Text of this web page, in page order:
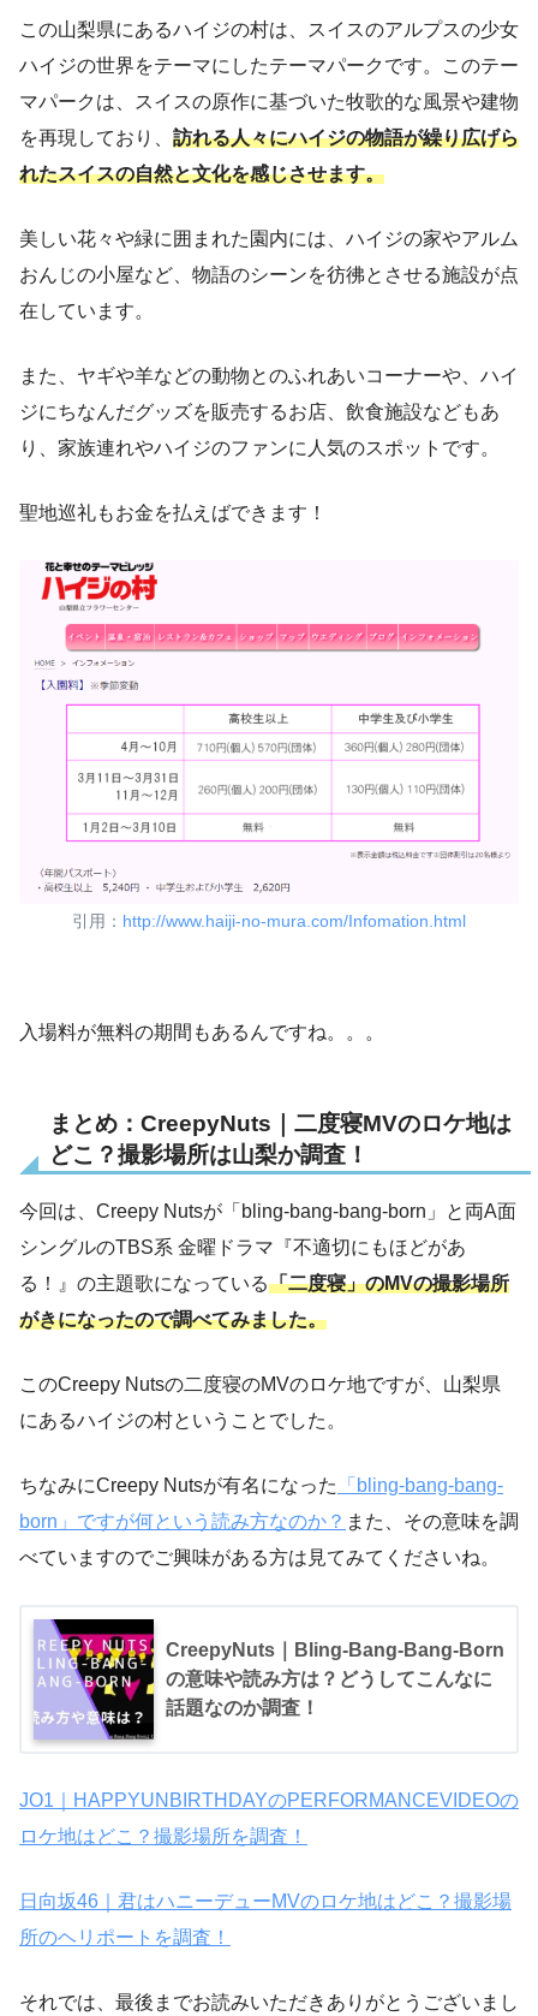
この山梨県にあるハイジの村は、スイスのアルプスの少女
ハイジの世界をテーマにしたテーマパークです。このテー
マパークは、スイスの原作に基づいた牧歌的な風景や建物
を再現しており、 訪れる人々にハイジの物語が繰り広げら
れたスイスの自然と文化を感じさせます。
美しい花々や緑に囲まれた園内には、ハイジの家やアルム
おんじの小屋など、物語のシーンを彷彿とさせる施設が点
在しています。
また、ヤギや羊などの動物とのふれあいコーナーや、ハイ
ジにちなんだグッズを販売するお店、飲食施設などもあ
り、家族連れやハイジのファンに人気のスポットです。
聖地巡礼もお金を払えばできます！
引用： http://www.haiji-no-mura.com/Infomation.html
入場料が無料の期間もあるんですね。。。
まとめ：CreepyNuts｜二度寝MVのロケ地は
どこ？撮影場所は山梨か調査！
今回は、Creepy Nutsが「bling-bang-bang-born」と両A面
シングルのTBS系 金曜ドラマ『不適切にもほどがあ
る！』の主題歌になっている「二度寝」のMVの撮影場所
がきになったので調べてみました。
このCreepy Nutsの二度寝のMVのロケ地ですが、山梨県
にあるハイジの村ということでした。
ちなみにCreepy Nutsが有名になった
「bling-bang-bang-
born」ですが何という読み方なのか？ また、その意味を調
べていますのでご興味がある方は見てみてくださいね。
CreepyNuts｜Bling-Bang-Bang-Born
の意味や読み方は？どうしてこんなに
話題なのか調査！
JO1｜HAPPYUNBIRTHDAYのPERFORMANCEVIDEOの
ロケ地はどこ？撮影場所を調査！
日向坂46｜君はハニーデューMVのロケ地はどこ？撮影場
所のヘリポートを調査！
それでは、最後までお読みいただきありがとうございまし